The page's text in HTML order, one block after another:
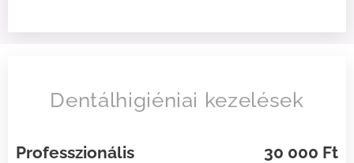
Dentálhigiéniai kezelések
Professzionális
30 000 Ft